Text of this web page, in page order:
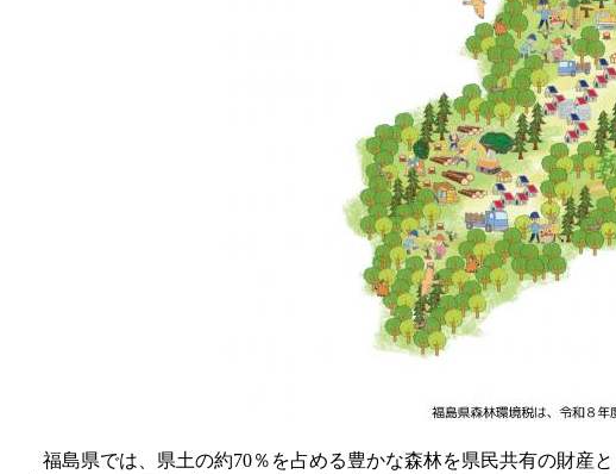
福島県では、県土の約70％を占める豊かな森林を県民共有の財産